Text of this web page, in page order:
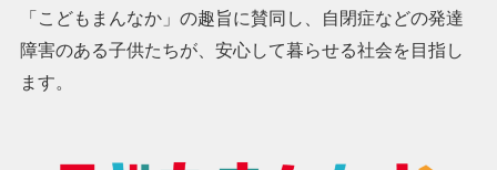
「こどもまんなか」の趣旨に賛同し、自閉症などの発達
障害のある子供たちが、安心して暮らせる社会を目指し
ます。